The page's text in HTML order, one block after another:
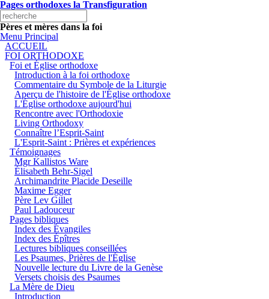
Aller au contenu principal
Pages orthodoxes la Transfiguration
Formulaire de recherche
Search this site
Pères et mères dans la foi
Menu Principal
ACCUEIL
FOI ORTHODOXE
Foi et Église orthodoxe
Introduction à la foi orthodoxe
Commentaire du Symbole de la Liturgie
Aperçu de l'histoire de l'Église orthodoxe
L'Église orthodoxe aujourd'hui
Rencontre avec l'Orthodoxie
Living Orthodoxy
Connaître l’Esprit-Saint
L'Esprit-Saint : Prières et expériences
Témoignages
Mgr Kallistos Ware
Élisabeth Behr-Sigel
Archimandrite Placide Deseille
Maxime Egger
Père Lev Gillet
Paul Ladouceur
Pages bibliques
Index des Évangiles
Index des Épîtres
Lectures bibliques conseillées
Les Psaumes, Prières de l'Église
Nouvelle lecture du Livre de la Genèse
Versets choisis des Psaumes
La Mère de Dieu
Introduction